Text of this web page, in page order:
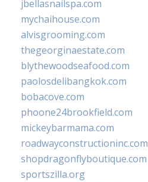
jbellasnailspa.com
mychaihouse.com
alvisgrooming.com
thegeorginaestate.com
blythewoodseafood.com
paolosdelibangkok.com
bobacove.com
phoone24brookfield.com
mickeybarmama.com
roadwayconstructioninc.com
shopdragonflyboutique.com
sportszilla.org